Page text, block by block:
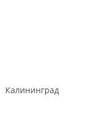
Калининград